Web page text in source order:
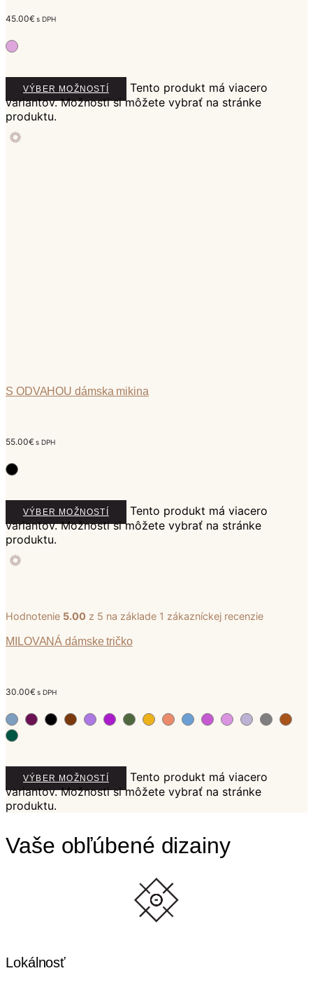
45.00€ s DPH
VÝBER MOŽNOSTÍ
Tento produkt má viacero
variantov. Možnosti si môžete vybrať na stránke
produktu.
S ODVAHOU dámska mikina
55.00€ s DPH
VÝBER MOŽNOSTÍ
Tento produkt má viacero
variantov. Možnosti si môžete vybrať na stránke
produktu.
Hodnotenie 5.00 z 5 na základe 1 zákazníckej recenzie
MILOVANÁ dámske tričko
30.00€ s DPH
VÝBER MOŽNOSTÍ
Tento produkt má viacero
variantov. Možnosti si môžete vybrať na stránke
produktu.
Vaše obľúbené dizainy
Lokálnosť